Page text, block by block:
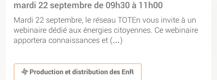
mardi 22 septembre de 09h30 à 11h00
Mardi 22 septembre, le réseau TOTEn vous invite à un
webinaire dédié aux énergies citoyennes. Ce webinaire
apportera connaissances et (…)
Production et distribution des EnR